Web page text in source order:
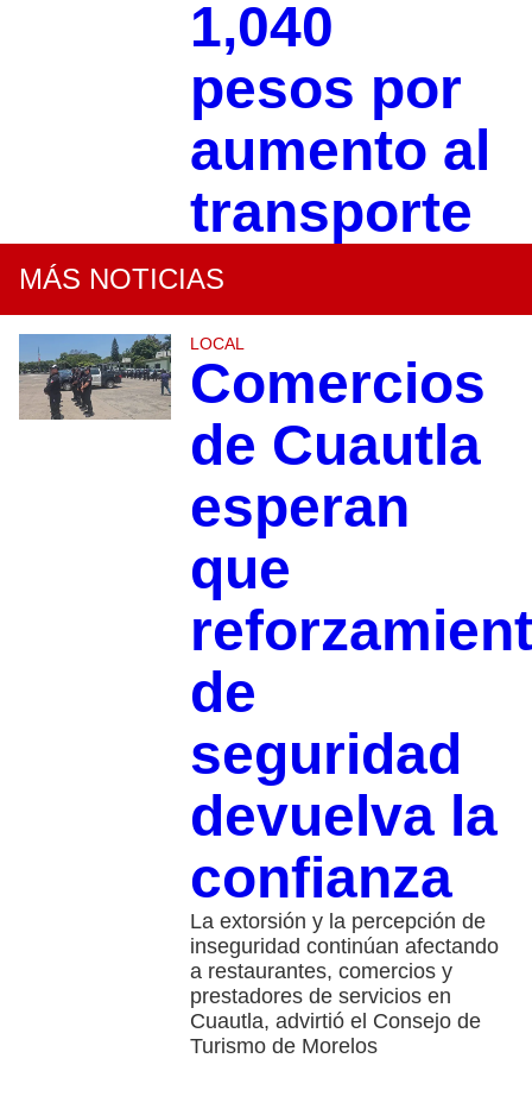
1,040
pesos por
aumento al
transporte
MÁS NOTICIAS
LOCAL
Comercios
de Cuautla
esperan
que
de
seguridad
devuelva la
confianza
La extorsión y la percepción de
inseguridad continúan afectando
a restaurantes, comercios y
prestadores de servicios en
Cuautla, advirtió el Consejo de
Turismo de Morelos